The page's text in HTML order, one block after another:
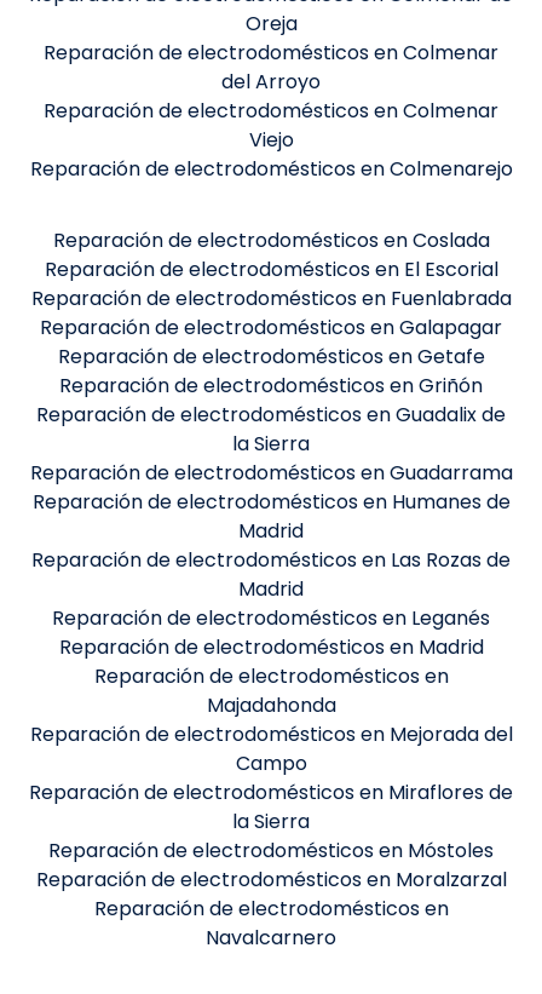
Oreja
Reparación de electrodomésticos en Colmenar
del Arroyo
Reparación de electrodomésticos en Colmenar
Viejo
Reparación de electrodomésticos en Colmenarejo
Reparación de electrodomésticos en Coslada
Reparación de electrodomésticos en El Escorial
Reparación de electrodomésticos en Fuenlabrada
Reparación de electrodomésticos en Galapagar
Reparación de electrodomésticos en Getafe
Reparación de electrodomésticos en Griñón
Reparación de electrodomésticos en Guadalix de
la Sierra
Reparación de electrodomésticos en Guadarrama
Reparación de electrodomésticos en Humanes de
Madrid
Reparación de electrodomésticos en Las Rozas de
Madrid
Reparación de electrodomésticos en Leganés
Reparación de electrodomésticos en Madrid
Reparación de electrodomésticos en
Majadahonda
Reparación de electrodomésticos en Mejorada del
Campo
Reparación de electrodomésticos en Miraflores de
la Sierra
Reparación de electrodomésticos en Móstoles
Reparación de electrodomésticos en Moralzarzal
Reparación de electrodomésticos en
Navalcarnero